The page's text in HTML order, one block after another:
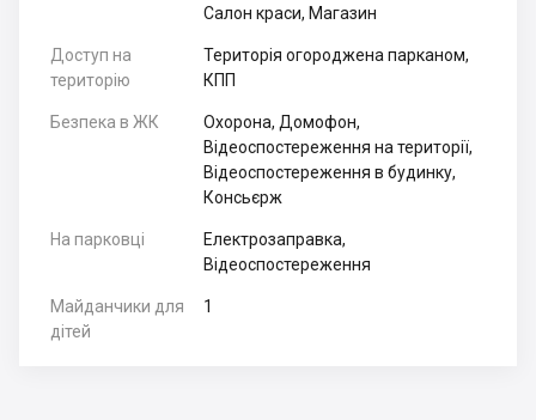
Салон краси, Магазин
Доступ на
територію
Територія огороджена парканом,
КПП
Безпека в ЖК
Охорона, Домофон,
Відеоспостереження на території,
Відеоспостереження в будинку,
Консьєрж
На парковці
Електрозаправка,
Відеоспостереження
Майданчики для
дітей
1